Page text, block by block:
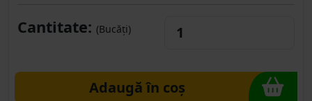
Cantitate: (Bucăți)
Adaugă în coș